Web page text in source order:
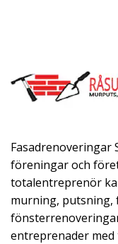
Fasadrenoveringar
föreningar och
totalentreprenör
murning, putsning,
entreprenader